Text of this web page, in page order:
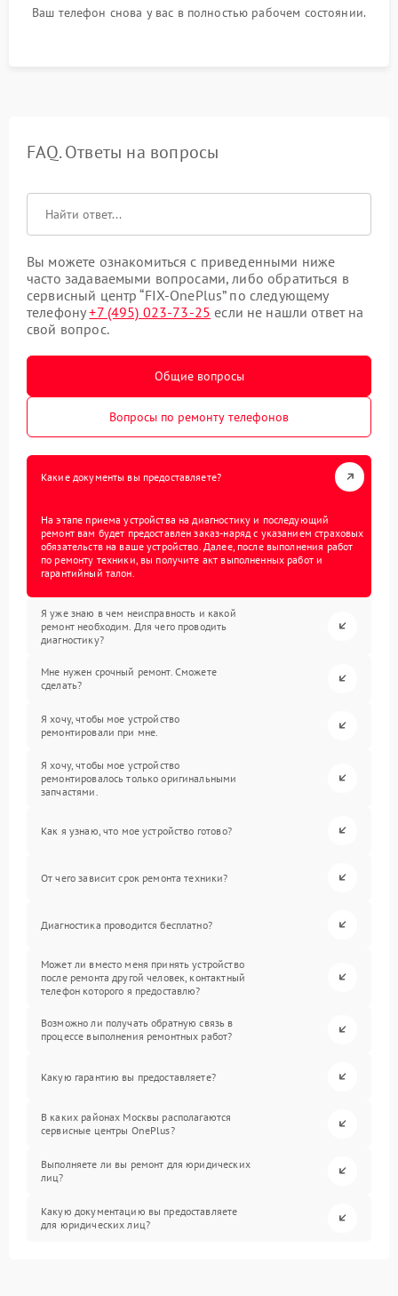
Ваш телефон снова у вас в полностью рабочем состоянии.
FAQ. Ответы на вопросы
Вы можете ознакомиться с приведенными ниже
часто задаваемыми вопросами, либо обратиться в
сервисный центр “FIX-OnePlus” по следующему
телефону+7 (495) 023-73-25 если не нашли ответ на
свой вопрос.
Общие вопросы
Вопросы по ремонту телефонов
Какие документы вы предоставляете?
На этапе приема устройства на диагностику и последующий
ремонт вам будет предоставлен заказ-наряд с указанием страховых
обязательств на ваше устройство. Далее, после выполнения работ
по ремонту техники, вы получите акт выполненных работ и
гарантийный талон.
Я уже знаю в чем неисправность и какой
ремонт необходим. Для чего проводить
диагностику?
Мне нужен срочный ремонт. Сможете
сделать?
Я хочу, чтобы мое устройство
ремонтировали при мне.
Я хочу, чтобы мое устройство
ремонтировалось только оригинальными
запчастями.
Как я узнаю, что мое устройство готово?
От чего зависит срок ремонта техники?
Диагностика проводится бесплатно?
Может ли вместо меня принять устройство
после ремонта другой человек, контактный
телефон которого я предоставлю?
Возможно ли получать обратную связь в
процессе выполнения ремонтных работ?
Какую гарантию вы предоставляете?
В каких районах Москвы располагаются
сервисные центры OnePlus?
Выполняете ли вы ремонт для юридических
лиц?
Какую документацию вы предоставляете
для юридических лиц?